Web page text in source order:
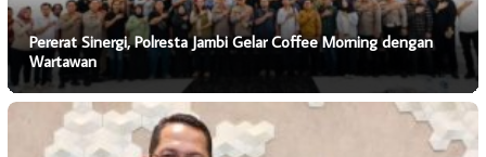
Pererat Sinergi, Polresta Jambi Gelar Coffee Morning dengan
Wartawan